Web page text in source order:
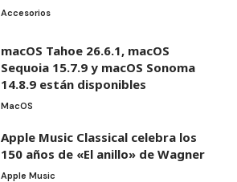
Accesorios
macOS Tahoe 26.6.1, macOS
Sequoia 15.7.9 y macOS Sonoma
14.8.9 están disponibles
MacOS
Apple Music Classical celebra los
150 años de «El anillo» de Wagner
Apple Music